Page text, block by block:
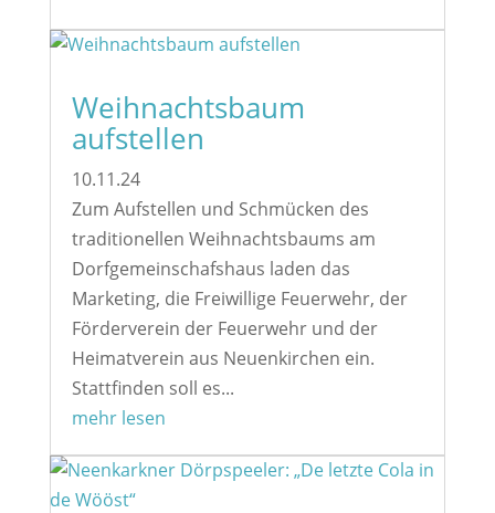
Weihnachtsbaum
aufstellen
10.11.24
Zum Aufstellen und Schmücken des
traditionellen Weihnachtsbaums am
Dorfgemeinschafshaus laden das
Marketing, die Freiwillige Feuerwehr, der
Förderverein der Feuerwehr und der
Heimatverein aus Neuenkirchen ein.
Stattfinden soll es...
mehr lesen